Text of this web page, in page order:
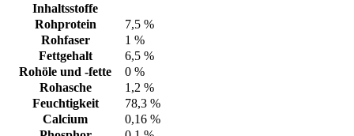
Inhaltsstoffe
Rohprotein
7,5 %
Rohfaser
1 %
Fettgehalt
6,5 %
Rohöle und -fette
0 %
Rohasche
1,2 %
Feuchtigkeit
78,3 %
Calcium
0,16 %